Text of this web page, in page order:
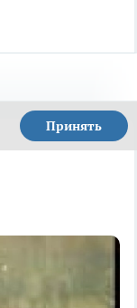
Принять